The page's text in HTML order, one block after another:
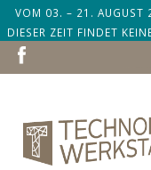
VOM 03. – 21. AUGUST
DIESER ZEIT FINDET
DEM 24.
NAVIGATION
ÜBERSPRINGEN